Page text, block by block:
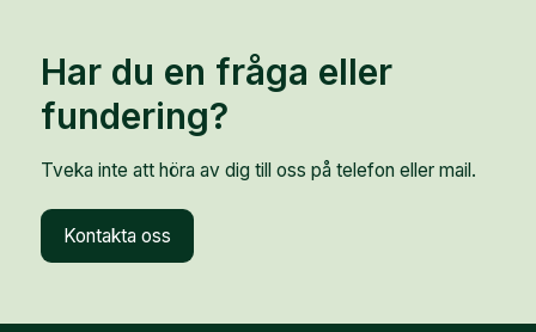
Har du en fråga eller
fundering?
Tveka inte att höra av dig till oss på telefon eller mail.
Kontakta oss